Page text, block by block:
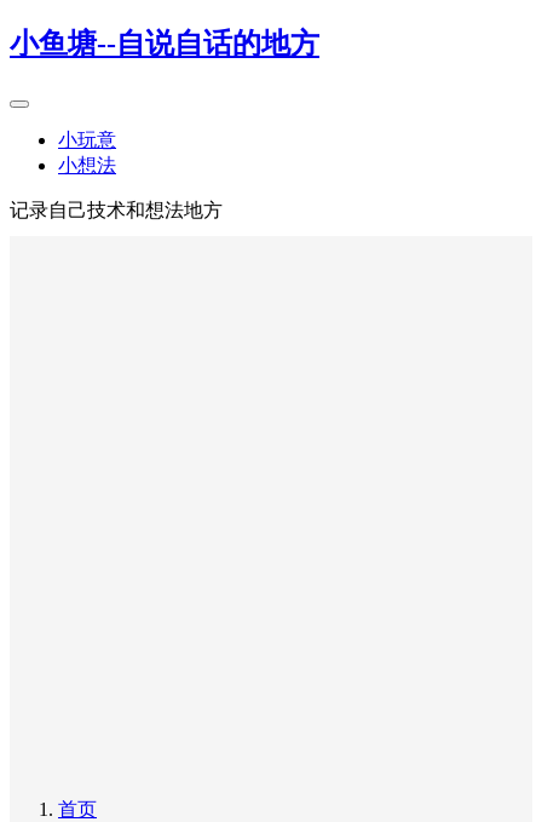
小鱼塘--自说自话的地方
小玩意
小想法
记录自己技术和想法地方
首页